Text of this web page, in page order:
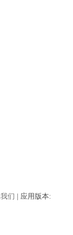
们
| 应用版本: